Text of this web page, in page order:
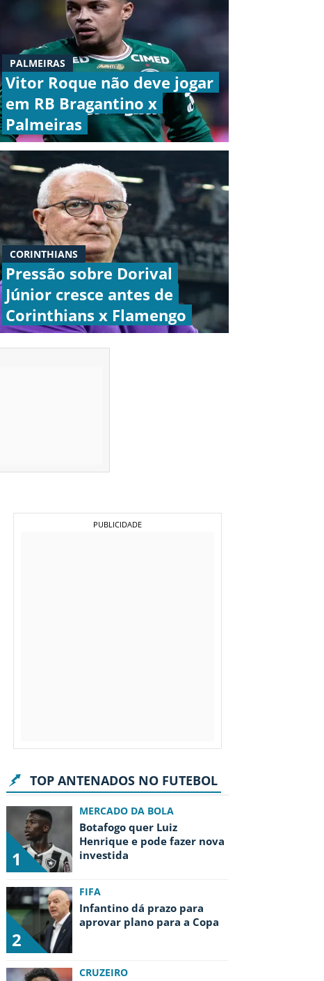
PALMEIRAS
Vitor Roque não deve jogar
em RB Bragantino x
Palmeiras
CORINTHIANS
Pressão sobre Dorival
Júnior cresce antes de
Corinthians x Flamengo
TOP ANTENADOS NO FUTEBOL
1
MERCADO DA BOLA
Botafogo quer Luiz
Henrique e pode fazer nova
investida
2
FIFA
Infantino dá prazo para
aprovar plano para a Copa
CRUZEIRO